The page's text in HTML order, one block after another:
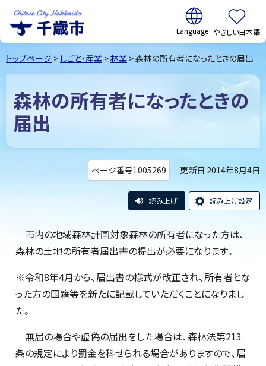
千歳市Chitose
City Hokkaido
翻訳:
やさしい日本語
トップページ > しごと・産業 >林業 > 森林の所有者になったときの届出
森林の所有者になったときの
届出
ページ番号1005269 更新日 2014年8月4日
読み上げ 読み上げ設定
市内の地域森林計画対象森林の所有者になった方は、
森林の土地の所有者届出書の提出が必要になります。
※令和8年4月から、届出書の様式が改正され、所有者とな
った方の国籍等を新たに記載していただくことになりまし
た。
無届の場合や虚偽の届出をした場合は、森林法第213
条の規定により罰金を科せられる場合がありますので、届